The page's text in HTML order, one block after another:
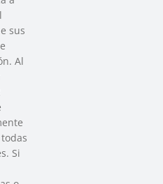
SAREA
a las redes
Social en Euskadi
– 48009 Bilbao
230
sus
Al
Si